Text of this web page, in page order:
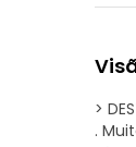
>
.